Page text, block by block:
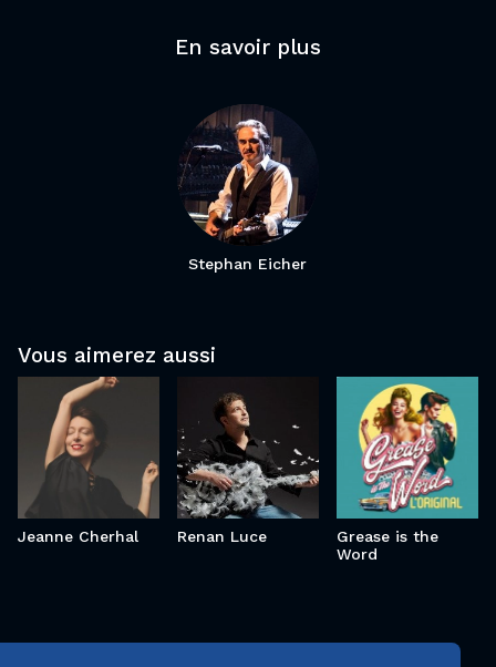
En savoir plus
Stephan Eicher
Vous aimerez aussi
Cherhal
Jeanne Cherhal Renan Luce
Grease is the
Word